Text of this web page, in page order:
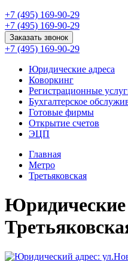
+7 (495) 169-90-29
+7 (495) 169-90-29
Заказать звонок
+7 (495) 169-90-29
Юридические адреса
Коворкинг
Регистрационные
Бухгалтерское
Готовые фирмы
Открытие счетов
ЭЦП
Главная
Метро
Третьяковская
Юридические